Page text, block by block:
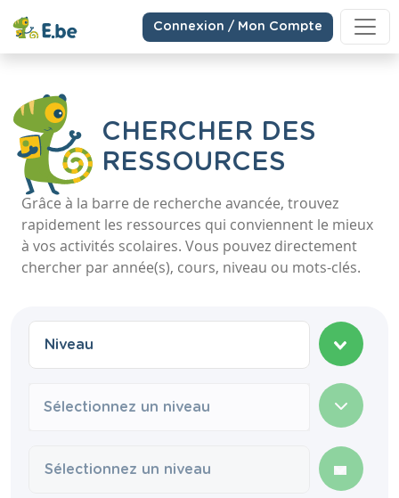
Connexion / Mon Compte
CHERCHER DES
RESSOURCES
Grâce à la barre de recherche avancée, trouvez
rapidement les ressources qui conviennent le mieux
à vos activités scolaires. Vous pouvez directement
chercher par année(s), cours, niveau ou mots-clés.
Sélectionnez un niveau